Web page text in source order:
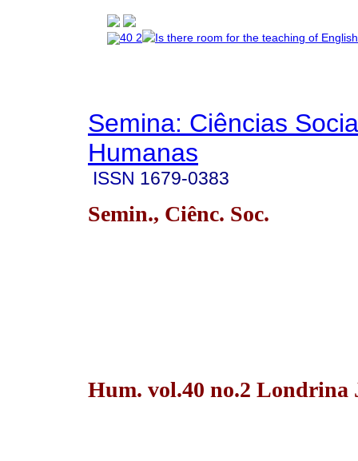
Semina: Ciências
Humanas
ISSN 1679-0383
Semin., Ciênc. Soc.
Hum. vol.40 no.2 Londrina